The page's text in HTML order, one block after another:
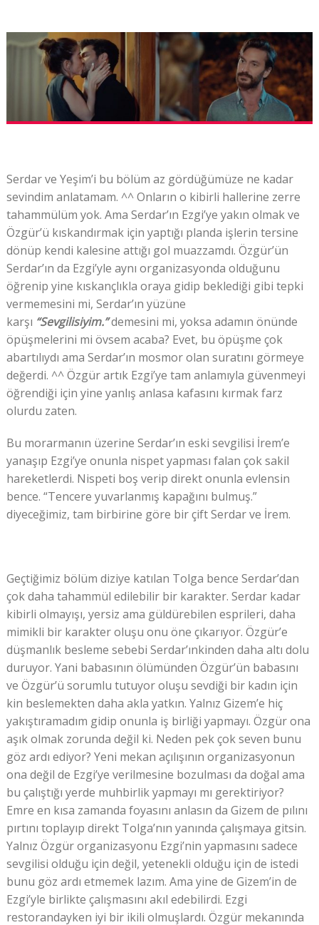
Serdar ve Yeşim’i bu bölüm az gördüğümüze ne kadar
sevindim anlatamam. ^^ Onların o kibirli hallerine zerre
tahammülüm yok. Ama Serdar’ın Ezgi’ye yakın olmak ve
Özgür’ü kıskandırmak için yaptığı planda işlerin tersine
dönüp kendi kalesine attığı gol muazzamdı. Özgür’ün
Serdar’ın da Ezgi’yle aynı organizasyonda olduğunu
öğrenip yine kıskançlıkla oraya gidip beklediği gibi tepki
vermemesini mi, Serdar’ın yüzüne
karşı “Sevgilisiyim.”demesini mi, yoksa adamın önünde
öpüşmelerini mi övsem acaba? Evet, bu öpüşme çok
abartılıydı ama Serdar’ın mosmor olan suratını görmeye
değerdi. ^^ Özgür artık Ezgi’ye tam anlamıyla güvenmeyi
öğrendiği için yine yanlış anlasa kafasını kırmak farz
olurdu zaten.
Bu morarmanın üzerine Serdar’ın eski sevgilisi İrem’e
yanaşıp Ezgi’ye onunla nispet yapması falan çok sakil
hareketlerdi. Nispeti boş verip direkt onunla evlensin
bence. “Tencere yuvarlanmış kapağını bulmuş.”
diyeceğimiz, tam birbirine göre bir çift Serdar ve İrem.
Geçtiğimiz bölüm diziye katılan Tolga bence Serdar’dan
çok daha tahammül edilebilir bir karakter. Serdar kadar
kibirli olmayışı, yersiz ama güldürebilen esprileri, daha
mimikli bir karakter oluşu onu öne çıkarıyor. Özgür’e
düşmanlık besleme sebebi Serdar’ınkinden daha altı dolu
duruyor. Yani babasının ölümünden Özgür’ün babasını
ve Özgür’ü sorumlu tutuyor oluşu sevdiği bir kadın için
kin beslemekten daha akla yatkın. Yalnız Gizem’e hiç
yakıştıramadım gidip onunla iş birliği yapmayı. Özgür ona
aşık olmak zorunda değil ki. Neden pek çok seven bunu
göz ardı ediyor? Yeni mekan açılışının organizasyonun
ona değil de Ezgi’ye verilmesine bozulması da doğal ama
bu çalıştığı yerde muhbirlik yapmayı mı gerektiriyor?
Emre en kısa zamanda foyasını anlasın da Gizem de pılını
pırtını toplayıp direkt Tolga’nın yanında çalışmaya gitsin.
Yalnız Özgür organizasyonu Ezgi’nin yapmasını sadece
sevgilisi olduğu için değil, yetenekli olduğu için de istedi
bunu göz ardı etmemek lazım. Ama yine de Gizem’in de
Ezgi’yle birlikte çalışmasını akıl edebilirdi. Ezgi
restorandayken iyi bir ikili olmuşlardı. Özgür mekanında